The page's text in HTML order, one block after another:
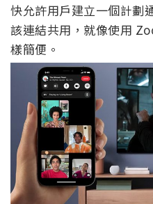
快允許用戶建立一個計劃
該連結共用，就像使用
樣簡便。